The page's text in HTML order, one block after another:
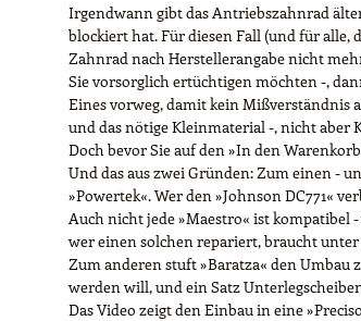
Irgendwann gibt das Antriebszahnrad
blockiert hat. Für diesen Fall (und für alle,
Zahnrad nach Herstellerangabe nicht
Sie vorsorglich ertüchtigen möchten -,
Eines vorweg, damit kein Mißverständnis
und das nötige Kleinmaterial -, nicht aber
Doch bevor Sie auf den »In den
Und das aus zwei Gründen: Zum einen -
»Powertek«. Wer den »Johnson DC771«
Auch nicht jede »Maestro« ist kompatibel
wer einen solchen repariert, braucht
Zum anderen stuft »Baratza« den Umbau
werden will, und ein Satz
Das Video zeigt den Einbau in eine